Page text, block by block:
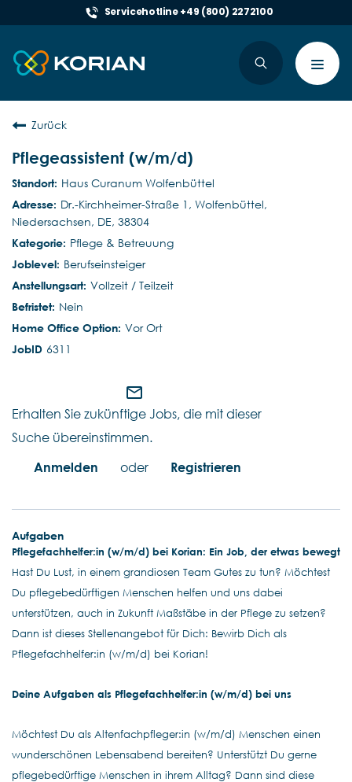
Servicehotline +49 (800) 2272100
Zurück
Pflegeassistent (w/m/d)
Haus Curanum Wolfenbüttel
Dr.-Kirchheimer-Straße 1, Wolfenbüttel,
Niedersachsen, DE, 38304
Pflege & Betreuung
Berufseinsteiger
Vollzeit / Teilzeit
Nein
Vor Ort
6311
mail_outline
Erhalten Sie zukünftige Jobs, die mit dieser
Suche übereinstimmen.
Anmelden
oder Registrieren
Aufgaben
Pflegefachhelfer:in (w/m/d) bei Korian: Ein Job, der etwas bewegt
Hast Du Lust, in einem grandiosen Team Gutes zu tun? Möchtest
Du pflegebedürftigen Menschen helfen und uns dabei
unterstützen, auch in Zukunft Maßstäbe in der Pflege zu setzen?
Dann ist dieses Stellenangebot für Dich: Bewirb Dich als
Pflegefachhelfer:in (w/m/d) bei Korian!
Deine Aufgaben als Pflegefachhelfer:in (w/m/d) bei uns
Möchtest Du als Altenfachpfleger:in (w/m/d) Menschen einen
wunderschönen Lebensabend bereiten? Unterstützt Du gerne
pflegebedürftige Menschen in ihrem Alltag? Dann sind diese